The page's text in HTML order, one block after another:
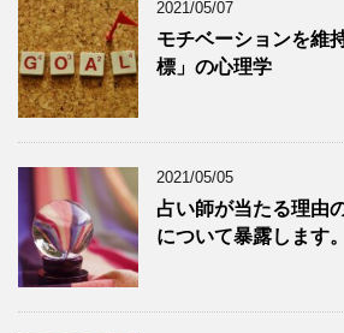
2021/05/07
モチベーションを維
標」の心理学
2021/05/05
占い師が当たる理由
について暴露します。